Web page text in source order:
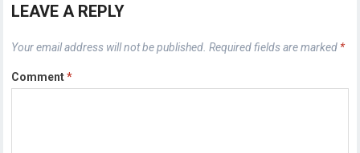
LEAVE A REPLY
Your email address will not be published. Required fields are marked *
Comment*